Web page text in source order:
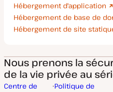
Hébergement d'application
Hébergement de base de
Hébergement de site
Nous prenons la
de la vie privée au
Centre de
Politique de